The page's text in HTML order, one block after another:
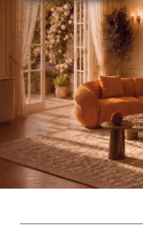
© 2026 Sky Living
Политика конфиденциальности
+7 (932) 021-99-97
Политика возврата товаров
Sales@skyliving.ru
Telegram и YouTube ограничены на территории РФ
(на основании ФЗ-149 "Об информации")